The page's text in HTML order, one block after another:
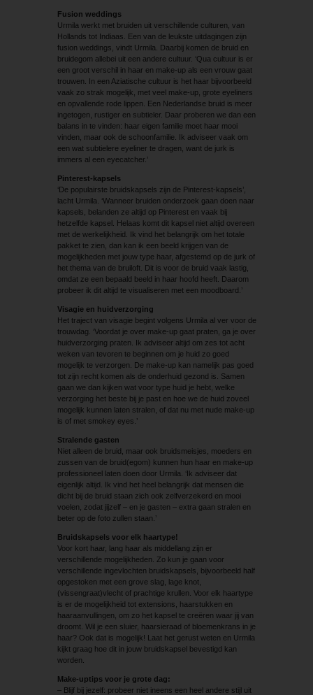
Fusion weddings
Urmila werkt met bruiden uit verschillende culturen, van
Hollands tot Indiaas. Een van de leukste uitdagingen zijn
fusion weddings, vindt Urmila. Daarbij komen de bruid en
bruidegom allebei uit een andere cultuur. ‘Qua cultuur is er
een groot verschil in haar en make-up als een vrouw gaat
trouwen. In een Aziatische cultuur is het haar bijvoorbeeld
vaak zo strak mogelijk, met veel make-up, grote eyeliners
en opvallende rode lippen. Een Nederlandse bruid is meer
ingetogen, rustiger en subtieler. Daar proberen we dan een
balans in te vinden: haar eigen familie moet haar mooi
vinden, maar ook de schoonfamilie. Ik adviseer vaak om
een wat subtielere eyeliner te dragen, want de jurk is
immers al een eyecatcher.’
Pinterest-kapsels
‘De populairste bruidskapsels zijn de Pinterest-kapsels’,
lacht Urmila. ‘Wanneer bruiden onderzoek gaan doen naar
kapsels, belanden ze altijd op Pinterest en vaak bij
hetzelfde kapsel. Helaas komt dit kapsel niet altijd overeen
met de werkelijkheid. Ik vind het belangrijk om het totale
pakket te zien, dan kan ik een beeld krijgen van de
mogelijkheden met jouw type haar, afgestemd op de jurk of
het thema van de bruiloft. Dit is voor de bruid vaak lastig,
omdat ze een bepaald beeld in haar hoofd heeft. Daarom
probeer ik dit altijd te visualiseren met een moodboard.’
Visagie en huidverzorging
Het traject van visagie begint volgens Urmila al ver voor de
trouwdag. ‘Voordat je over make-up gaat praten, ga je over
huidverzorging praten. Ik adviseer altijd om zes tot acht
weken van tevoren te beginnen om je huid zo goed
mogelijk te verzorgen. De make-up kan namelijk pas goed
tot zijn recht komen als de onderhuid gezond is. Samen
gaan we dan kijken wat voor type huid je hebt, welke
verzorging het beste bij je past en hoe we de huid zoveel
mogelijk kunnen laten stralen, of dat nu met nude make-up
is of met smokey eyes.’
Stralende gasten
Niet alleen de bruid, maar ook bruidsmeisjes, moeders en
zussen van de bruid(egom) kunnen hun haar en make-up
professioneel laten doen door Urmila. ‘Ik adviseer dat
eigenlijk altijd. Ik vind het heel belangrijk dat mensen die
dicht bij de bruid staan zich ook zelfverzekerd en mooi
voelen, zodat jijzelf – en je gasten – extra gaan stralen en
beter op de foto zullen staan.’
Bruidskapsels voor elk haartype!
Voor kort haar, lang haar als middellang zijn er
verschillende mogelijkheden. Zo kun je gaan voor
verschillende ingevlochten bruidskapsels, bijvoorbeeld half
opgestoken met een grove slag, lage knot,
(vissengraat)vlecht of prachtige krullen. Voor elk haartype
is er de mogelijkheid tot extensions, haarstukken en
haaraanvullingen, om zo het kapsel te creëren waar jij van
droomt. Wil je een sluier, haarsieraad of bloemenkrans in je
haar? Ook dat is mogelijk! Laat het gerust weten en Urmila
kijkt graag hoe dit in jouw bruidskapsel bevestigd kan
worden.
Make-uptips voor je grote dag:
– Blijf bij jezelf: probeer niet ineens een heel andere stijl uit